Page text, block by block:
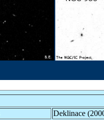
Deklinace